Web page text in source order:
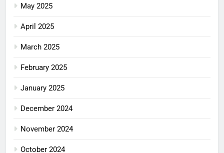
May 2025
April 2025
March 2025
February 2025
January 2025
December 2024
November 2024
October 2024